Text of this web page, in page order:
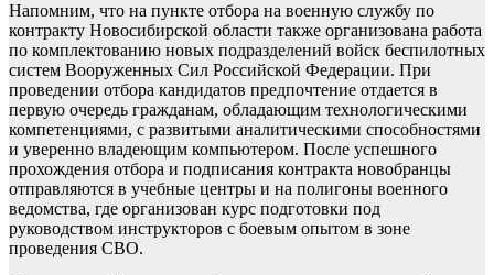
Напомним, что на пункте отбора на военную службу по
контракту Новосибирской области также организована работа
по комплектованию новых подразделений войск беспилотных
систем Вооруженных Сил Российской Федерации. При
проведении отбора кандидатов предпочтение отдается в
первую очередь гражданам, обладающим технологическими
компетенциями, с развитыми аналитическими способностями
и уверенно владеющим компьютером. После успешного
прохождения отбора и подписания контракта новобранцы
отправляются в учебные центры и на полигоны военного
ведомства, где организован курс подготовки под
руководством инструкторов с боевым опытом в зоне
проведения СВО.